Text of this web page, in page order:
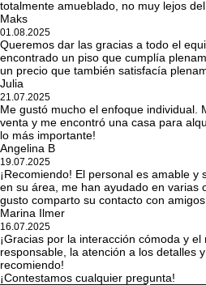
totalmente amueblado, no muy lejos del
Maks
01.08.2025
Queremos dar las gracias a todo el
encontrado un piso que cumplía
un precio que también satisfacía
Julia
21.07.2025
Me gustó mucho el enfoque individual.
venta y me encontró una casa para
lo más importante!
Angelina B
19.07.2025
¡Recomiendo! El personal es amable
en su área, me han ayudado en varias
gusto comparto su contacto con amigos
Marina Ilmer
16.07.2025
¡Gracias por la interacción cómoda y
responsable, la atención a los detalles
recomiendo!
¡Contestamos cualquier pregunta!